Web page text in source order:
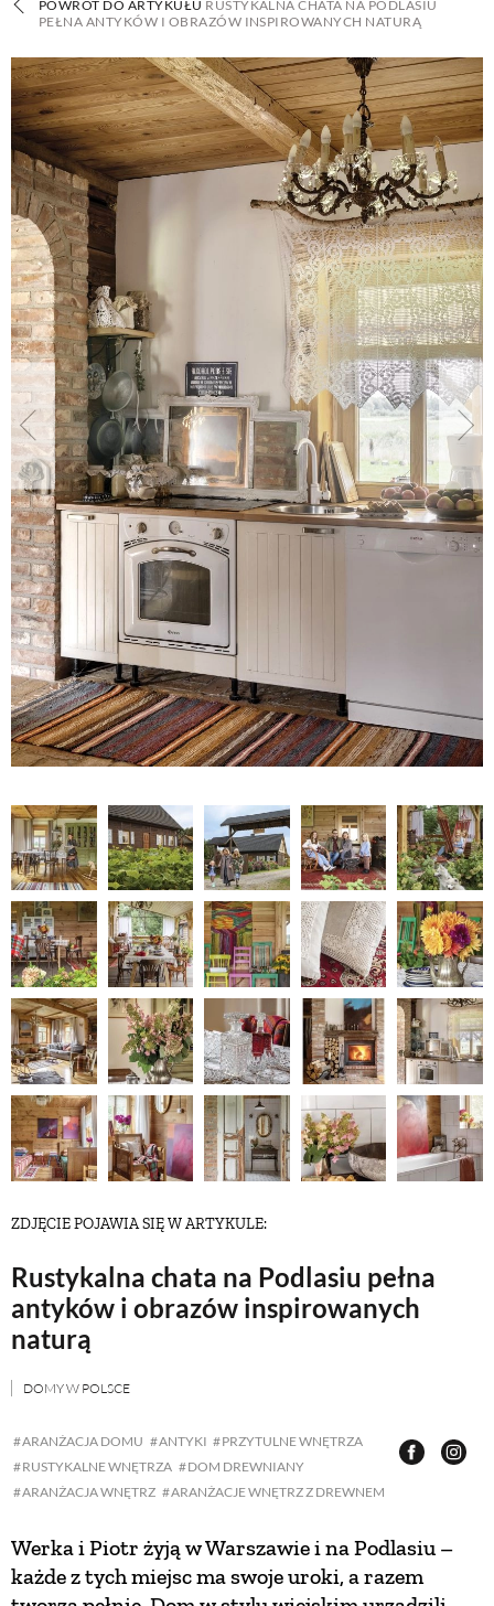
POWRÓT DO ARTYKUŁU RUSTYKALNA CHATA NA PODLASIU
PEŁNA ANTYKÓW I OBRAZÓW INSPIROWANYCH NATURĄ
ZDJĘCIE POJAWIA SIĘ W ARTYKULE:
Rustykalna chata na Podlasiu pełna
antyków i obrazów inspirowanych
naturą
DOMY W POLSCE
ARANŻACJA DOMU ANTYKI
PRZYTULNE WNĘTRZA
RUSTYKALNE WNĘTRZA
DOM DREWNIANY
ARANŻACJA WNĘTRZ
ARANŻACJE WNĘTRZ Z DREWNEM
Werka i Piotr żyją w Warszawie i na Podlasiu –
każde z tych miejsc ma swoje uroki, a razem
BUDUJEMY DOM
OGRÓD
WARZYWA I OWOCE
ROŚLINY OGRODOWE
PORADY
ZIELEŃ W DOMU
PROJEKTOWANIE OGRODU
NATURALNIE
URODA
NATURALNA APTECZKA
DLA DOMU
EKO ŻYCIE
PRZYRODA
ZWIERZĘTA DOMOWE
ZWIERZĘTA W NATURZE
GRZYBY
KRAJOBRAZ
RZEMIOSŁO
ZRÓB TO SAM
ŚNIADANIA